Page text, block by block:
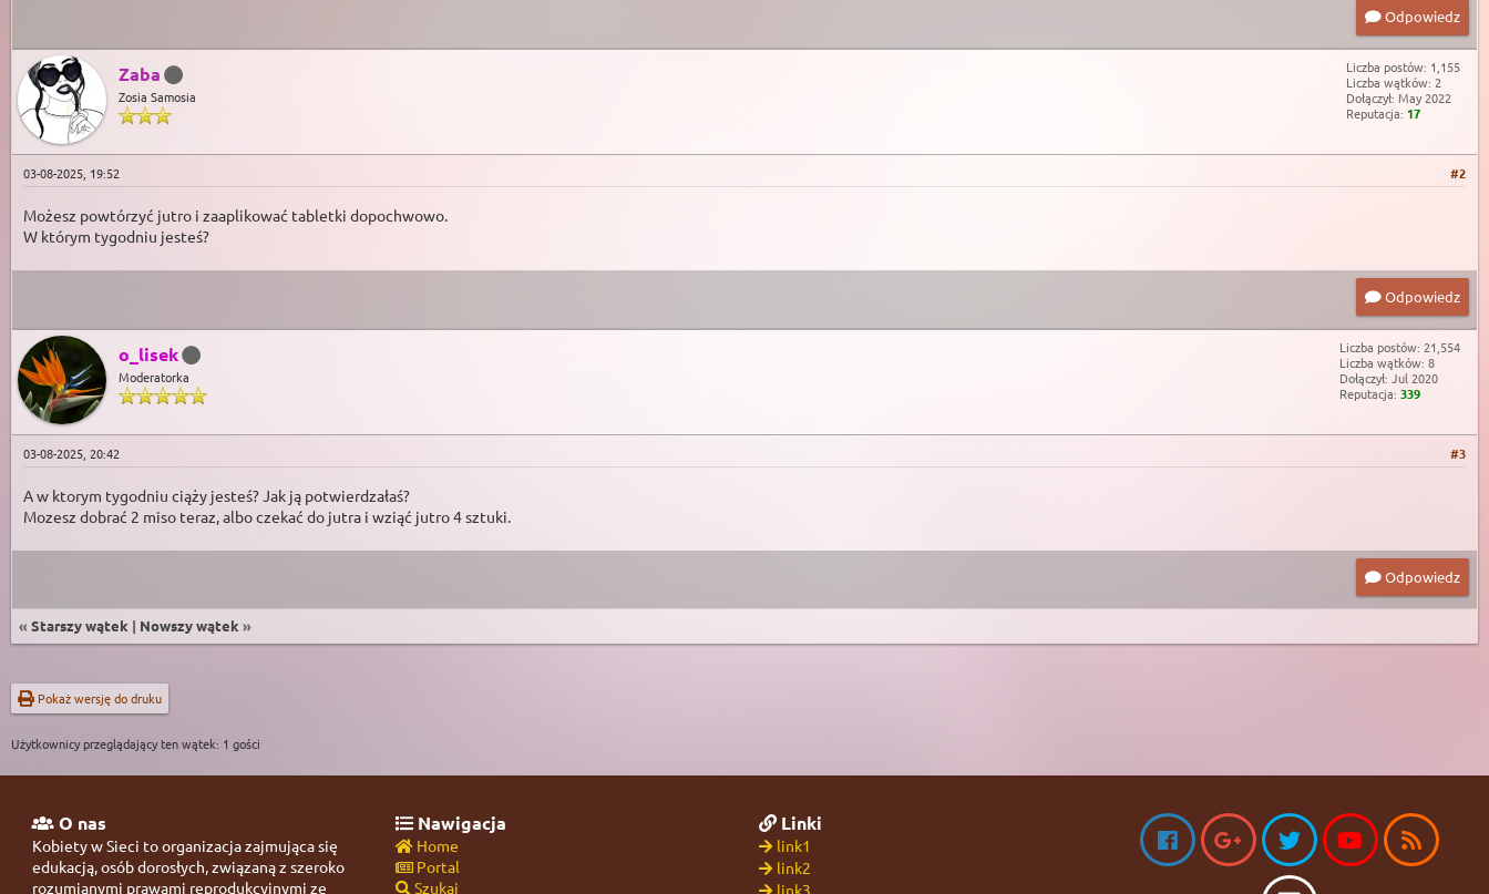
Odpowiedz
Zaba
Zosia Samosia
Liczba postów: 1,155
Liczba wątków: 2
Dołączył: May 2022
Reputacja: 17
#2
03-08-2025, 19:52
Możesz powtórzyć jutro i zaaplikować tabletki dopochwowo.
W którym tygodniu jesteś?
Odpowiedz
o_lisek
Moderatorka
Liczba postów: 21,554
Liczba wątków: 8
Dołączył: Jul 2020
Reputacja: 339
#3
03-08-2025, 20:42
A w ktorym tygodniu ciąży jesteś? Jak ją potwierdzałaś?
Mozesz dobrać 2 miso teraz, albo czekać do jutra i wziąć jutro 4 sztuki.
Odpowiedz
« Starszy wątek | Nowszy wątek »
Pokaż wersję do druku
Użytkownicy przeglądający ten wątek: 1 gości
O nas
Kobiety w Sieci to organizacja zajmująca się
edukacją, osób dorosłych, związaną z szeroko
rozumianymi prawami reprodukcyjnymi ze
Nawigacja
Home
Portal
Szukaj
Linki
link1
link2
link3